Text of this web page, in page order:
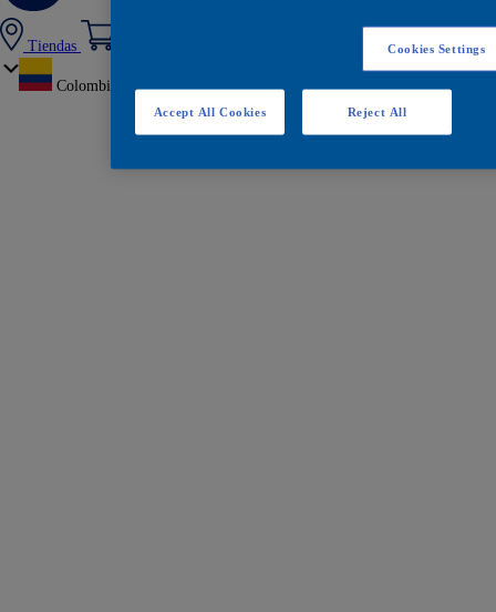
Tiendas
Colombia
Cookies Settings
Reject All
Accept All Cookies